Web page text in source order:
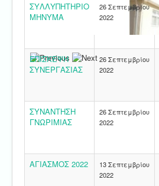
ΣΥΛΛΥΠΗΤΗΡΙΟ
ΜΗΝΥΜΑ
26 Σεπτεμβρίου
2022
ΕΠΙΣΚΕΨΗ
ΣΥΝΕΡΓΑΣΙΑΣ
26 Σεπτεμβρίου
2022
ΣΥΝΑΝΤΗΣΗ
ΓΝΩΡΙΜΙΑΣ
26 Σεπτεμβρίου
2022
ΑΓΙΑΣΜΟΣ 2022
13 Σεπτεμβρίου
2022